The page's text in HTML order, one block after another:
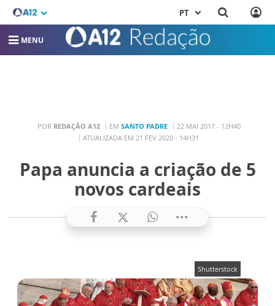
PT
MENU
POR REDAÇÃO A12 EM SANTO PADRE
22 MAI 2017 - 12H40
ATUALIZADA EM 21 FEV 2020 - 14H31
Papa anuncia a criação de 5
novos cardeais
Shutterstock